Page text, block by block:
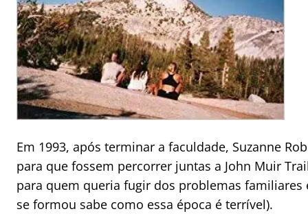
Em 1993, após terminar a faculdade, Suzanne
para que fossem percorrer juntas a John Muir
para quem queria fugir dos problemas
se formou sabe como essa época é terrível).